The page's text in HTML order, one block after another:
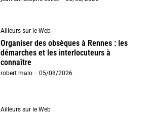
Ailleurs sur le Web
Organiser des obsèques à Rennes : les
démarches et les interlocuteurs à
connaître
robert malo - 05/08/2026
Ailleurs sur le Web